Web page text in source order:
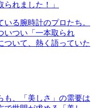
れました！」
る腕時計のプロたち。
いつい「一本取られ
ついて、熱く語っていた
も、「美しさ」の需要は